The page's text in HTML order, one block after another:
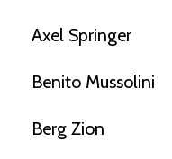
Axel Springer
Benito Mussolini
Berg Zion